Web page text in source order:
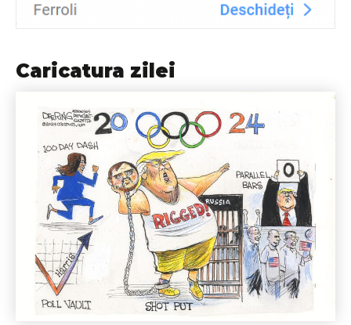
Caricatura zilei